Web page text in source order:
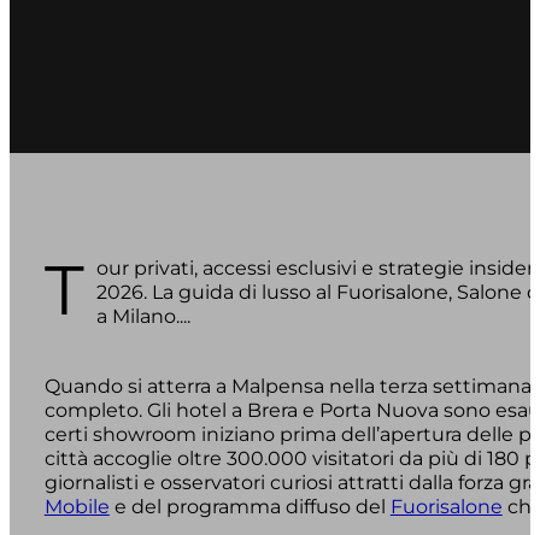
T our privati, accessi esclusivi e strategie
2026. La guida di lusso al Fuorisalone, Salone
a Milano....
Quando si atterra a Malpensa nella terza settimana
completo. Gli hotel a Brera e Porta Nuova sono
certi showroom iniziano prima dell’apertura delle
città accoglie oltre 300.000 visitatori da più di 180
giornalisti e osservatori curiosi attratti dalla forza
Mobile e del programma diffuso del Fuorisalone